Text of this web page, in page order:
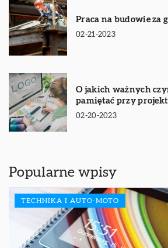
Praca na budowie za
02-21-2023
O jakich ważnych
pamiętać przy
02-20-2023
Popularne wpisy
TECHNIKA I AUTO-MOTO